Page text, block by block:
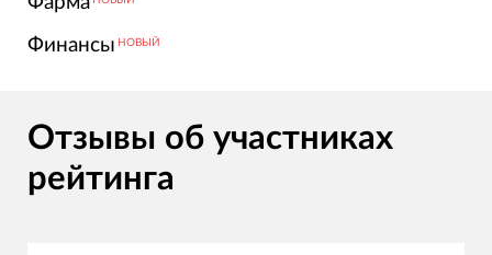
Финансы НОВЫЙ
Отзывы об участниках
рейтинга